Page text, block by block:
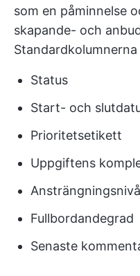
som en påminnelse
skapande- och
Status
Start- och
Prioritetsetikett
Uppgiftens
Ansträngningsnivå
Fullbordandegrad
Senaste